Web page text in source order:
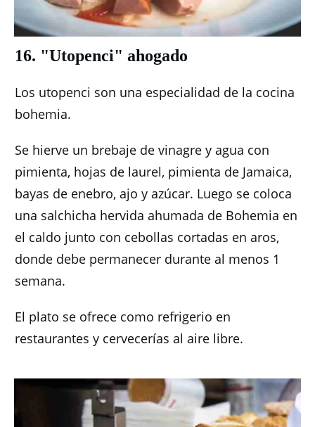
16. "Utopenci" ahogado
Los utopenci son una especialidad de la cocina
bohemia.
Se hierve un brebaje de vinagre y agua con
pimienta, hojas de laurel, pimienta de Jamaica,
bayas de enebro, ajo y azúcar. Luego se coloca
una salchicha hervida ahumada de Bohemia en
el caldo junto con cebollas cortadas en aros,
donde debe permanecer durante al menos 1
semana.
El plato se ofrece como refrigerio en
restaurantes y cervecerías al aire libre.